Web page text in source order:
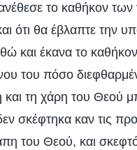
το καθήκον
ότι θα έβλαπτε την
και έκανα το
του πόσο
τη χάρη του Θεού
σκέφτηκα καν τις
του Θεού, και